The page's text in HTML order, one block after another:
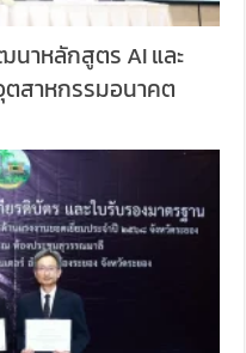
นาหลักสูตร AI และ
สาหกรรมอนาคต